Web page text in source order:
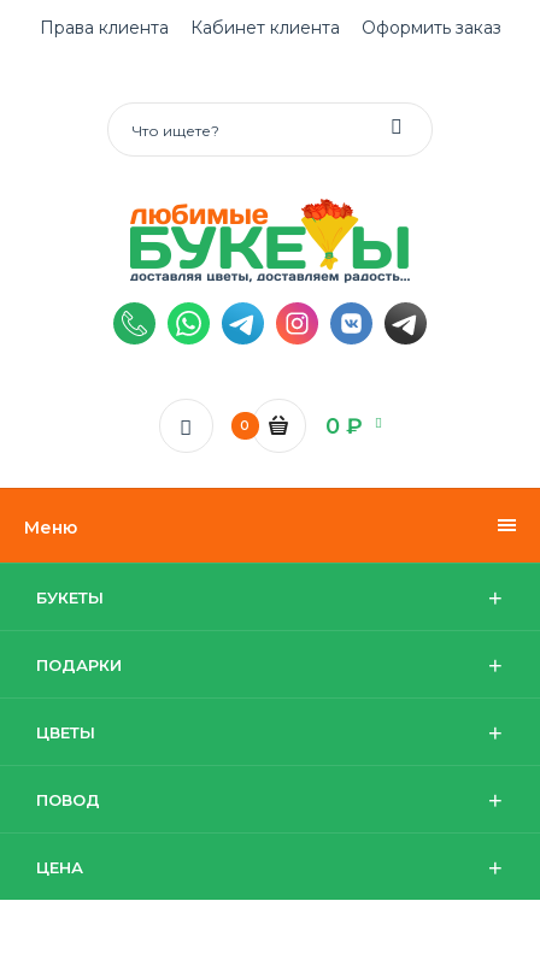
Права клиента Кабинет клиента Оформить заказ
0 0 ₽
Меню
БУКЕТЫ
ПОДАРКИ
ЦВЕТЫ
ПОВОД
ЦЕНА